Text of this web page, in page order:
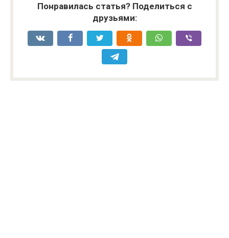
Понравилась статья? Поделиться с
друзьями: